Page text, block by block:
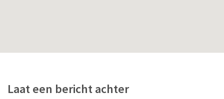
Laat een bericht achter